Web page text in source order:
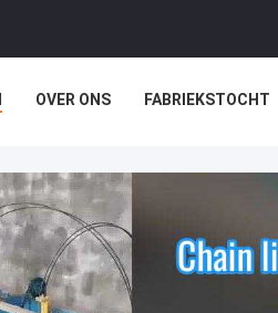
OVER ONS FABRIEKSTOCHT